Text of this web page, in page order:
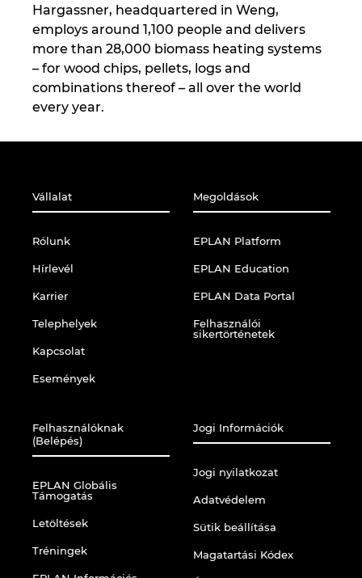
Hargassner, headquartered in Weng,
employs around 1,100 people and delivers
more than 28,000 biomass heating systems
– for wood chips, pellets, logs and
combinations thereof – all over the world
every year.
Vállalat
Rólunk
Hírlevél
Karrier
Telephelyek
Kapcsolat
Események
Megoldások
EPLAN Platform
EPLAN Education
EPLAN Data Portal
Felhasználói
sikertörténetek
Felhasználóknak
(Belépés)
EPLAN Globális
Támogatás
Letöltések
Tréningek
Jogi Információk
Jogi nyilatkozat
Adatvédelem
Sütik beállítása
Magatartási Kódex